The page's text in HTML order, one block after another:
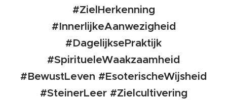
#ZielHerkenning
#InnerlijkeAanwezigheid
#DagelijksePraktijk
#SpiritueleWaakzaamheid
#BewustLeven #EsoterischeWijsheid
#SteinerLeer #Zielcultivering